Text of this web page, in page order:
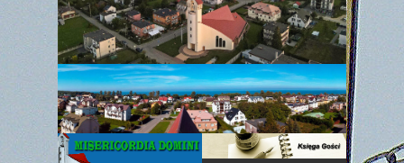
WYPOCZYNEK
Gazetka
Parafialna